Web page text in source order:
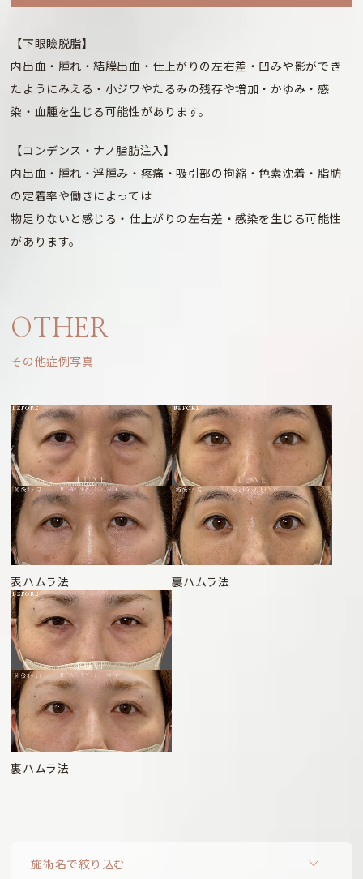
【下眼瞼脱脂】
内出血・腫れ・結膜出血・仕上がりの左右差・凹みや影ができ
たようにみえる・小ジワやたるみの残存や増加・かゆみ・感
染・血腫を生じる可能性があります。
【コンデンス・ナノ脂肪注入】
内出血・腫れ・浮腫み・疼痛・吸引部の拘縮・色素沈着・脂肪
の定着率や働きによっては
物足りないと感じる・仕上がりの左右差・感染を生じる可能性
があります。
OTHER
その他症例写真
表ハムラ法 裏ハムラ法
裏ハムラ法
施術名で絞り込む